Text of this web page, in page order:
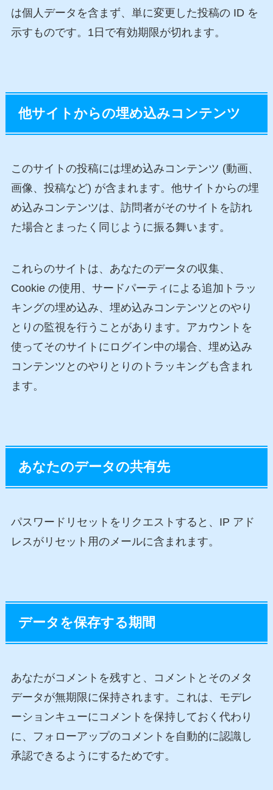
は個人データを含まず、単に変更した投稿の ID を
示すものです。1日で有効期限が切れます。
他サイトからの埋め込みコンテンツ
このサイトの投稿には埋め込みコンテンツ (動画、
画像、投稿など) が含まれます。他サイトからの埋
め込みコンテンツは、訪問者がそのサイトを訪れ
た場合とまったく同じように振る舞います。
これらのサイトは、あなたのデータの収集、
Cookie の使用、サードパーティによる追加トラッ
キングの埋め込み、埋め込みコンテンツとのやり
とりの監視を行うことがあります。アカウントを
使ってそのサイトにログイン中の場合、埋め込み
コンテンツとのやりとりのトラッキングも含まれ
ます。
あなたのデータの共有先
パスワードリセットをリクエストすると、IP アド
レスがリセット用のメールに含まれます。
データを保存する期間
あなたがコメントを残すと、コメントとそのメタ
データが無期限に保持されます。これは、モデレ
ーションキューにコメントを保持しておく代わり
に、フォローアップのコメントを自動的に認識し
承認できるようにするためです。